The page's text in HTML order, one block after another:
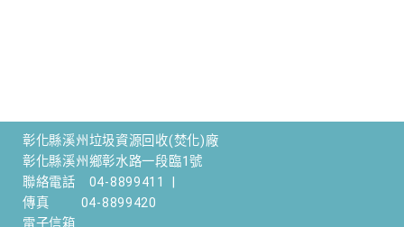
彰化縣溪州垃圾資源回收(焚化)廠
彰化縣溪州鄉彰水路一段臨1號
聯絡電話
04-8899411
傳真
04-8899420
電子信箱